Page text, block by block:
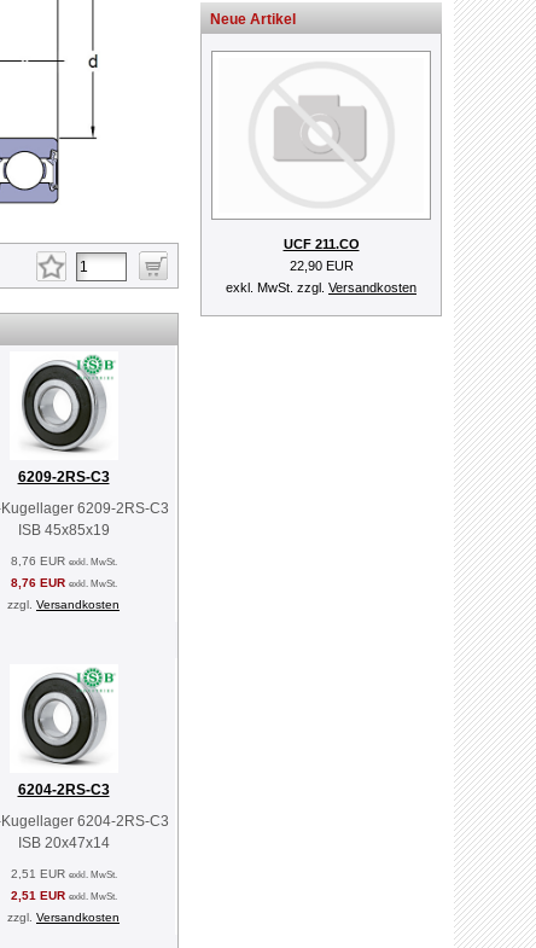
6209-2RS-C3
6209-2RS-C3
ISB 45x85x19
8,76 EUR exkl. MwSt.
8,76 EUR exkl. MwSt.
zzgl. Versandkosten
6204-2RS-C3
6204-2RS-C3
ISB 20x47x14
2,51 EUR exkl. MwSt.
2,51 EUR exkl. MwSt.
zzgl. Versandkosten
Neue Artikel
UCF 211.CO
22,90 EUR
exkl. MwSt. zzgl. Versandkosten